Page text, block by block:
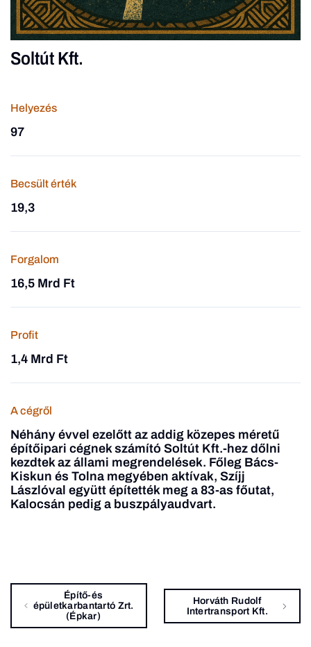
Soltút Kft.
Helyezés
97
Becsült érték
19,3
Forgalom
16,5 Mrd Ft
Profit
1,4 Mrd Ft
A cégről
Néhány évvel ezelőtt az addig közepes méretű
építőipari cégnek számító Soltút Kft.-hez dőlni
kezdtek az állami megrendelések. Főleg Bács-
Kiskun és Tolna megyében aktívak, Szíjj
Lászlóval együtt építették meg a 83-as főutat,
Kalocsán pedig a buszpályaudvart.
Építő-és
épületkarbantartó Zrt.
(Épkar)
Horváth Rudolf
Intertransport Kft.